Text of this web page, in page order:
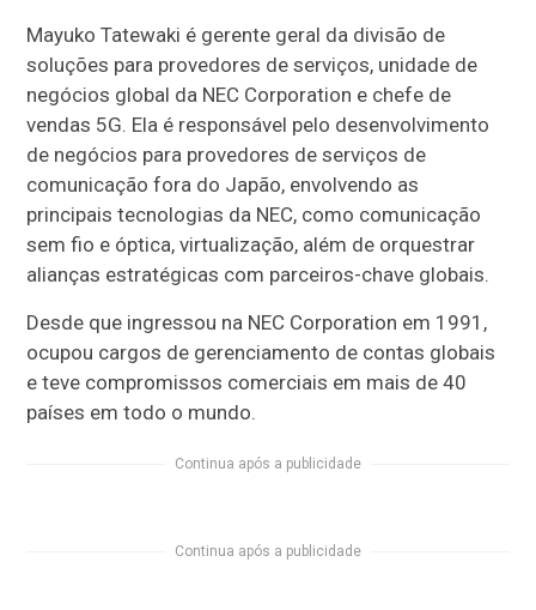
Mayuko Tatewaki é gerente geral da divisão de
soluções para provedores de serviços, unidade de
negócios global da NEC Corporation e chefe de
vendas 5G. Ela é responsável pelo desenvolvimento
de negócios para provedores de serviços de
comunicação fora do Japão, envolvendo as
principais tecnologias da NEC, como comunicação
sem fio e óptica, virtualização, além de orquestrar
alianças estratégicas com parceiros-chave globais.
Desde que ingressou na NEC Corporation em 1991,
ocupou cargos de gerenciamento de contas globais
e teve compromissos comerciais em mais de 40
países em todo o mundo.
Continua após a publicidade
Continua após a publicidade